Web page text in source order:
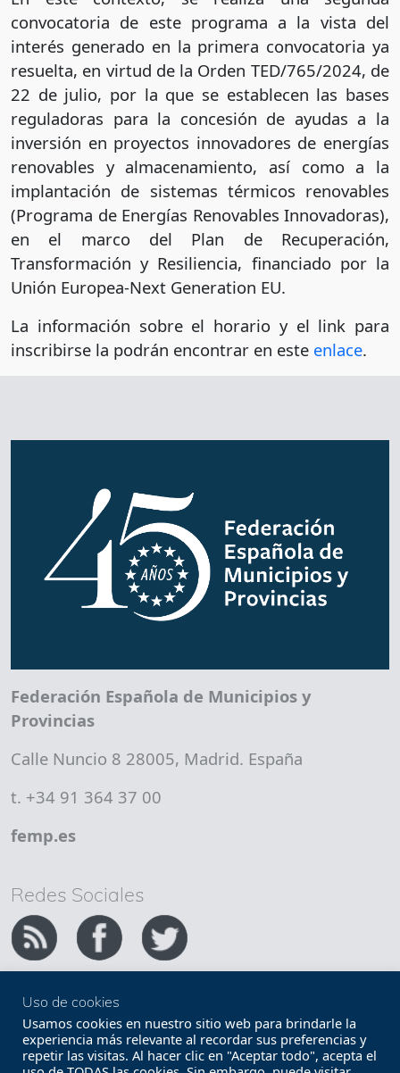
convocatoria de este programa a la vista del
interés generado en la primera convocatoria ya
resuelta, en virtud de la Orden TED/765/2024, de
22 de julio, por la que se establecen las bases
reguladoras para la concesión de ayudas a la
inversión en proyectos innovadores de energías
renovables y almacenamiento, así como a la
implantación de sistemas térmicos renovables
(Programa de Energías Renovables Innovadoras),
en el marco del Plan de Recuperación,
Transformación y Resiliencia, financiado por la
Unión Europea-Next Generation EU.
La información sobre el horario y el link para
inscribirse la podrán encontrar en este enlace.
Federación Española de Municipios y
Provincias
Calle Nuncio 8 28005, Madrid. España
t. +34 91 364 37 00
femp.es
Redes Sociales
Copyright FEMP
Accesibilidad
Términos legales
Política de privacidad
Uso de cookies
Usamos cookies en nuestro sitio web para brindarle la
experiencia más relevante al recordar sus preferencias y
repetir las visitas. Al hacer clic en "Aceptar todo", acepta el